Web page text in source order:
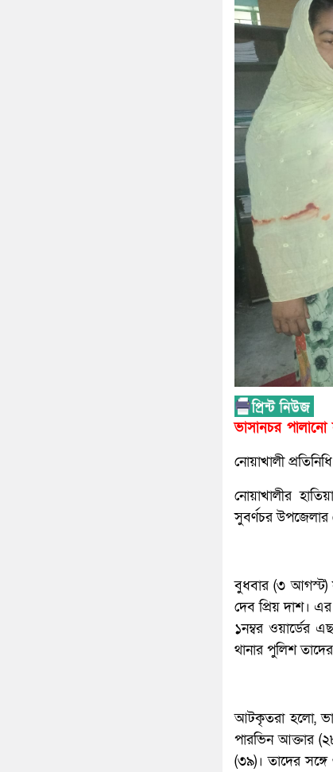
ভাসানচর
নোয়াখালী প্রতিনিধি
নোয়াখালীর
সুবর্ণচর উপজেলার
বুধবার (৩ আগস্ট)
দেব প্রিয় দাশ।
১নম্বর ওয়ার্ডের
থানার পুলিশ
আটকৃতরা হলো,
পারভিন আক্তার
(৩৯)। তাদের